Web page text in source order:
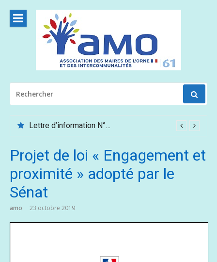
contenu
POUR
:
Lettre d’information N°62 – Mai /Juin 2026
Projet de loi « Engagement et
proximité » adopté par le
Sénat
amo 23 octobre 2019